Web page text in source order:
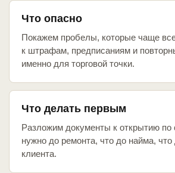
Что опасно
Покажем пробелы, которые чаще
к штрафам, предписаниям и
именно для торговой точки.
Что делать первым
Разложим документы к открытию по
нужно до ремонта, что до найма, что
клиента.